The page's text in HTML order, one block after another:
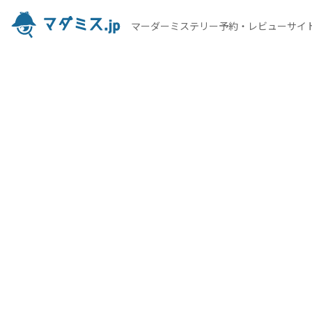
マーダーミステリー予約・レビューサイ